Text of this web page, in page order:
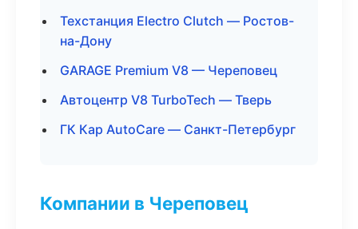
Техстанция Electro Clutch — Ростов-
на-Дону
GARAGE Premium V8 — Череповец
Автоцентр V8 TurboTech — Тверь
ГК Кар AutoCare — Санкт-Петербург
Компании в Череповец